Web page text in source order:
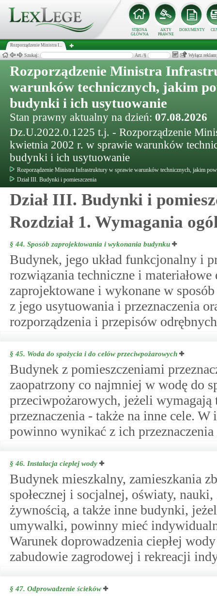
STRONA
GŁÓWNA
AKTY
PRAWNE
DOKUMENTY
Rozporządzenie Ministra I...
Szukaj: Art./§ Wyłącz
Rozporządzenie Ministra
warunków technicznych, jakim
budynki i ich usytuowanie
Stan prawny aktualny na dzień: 07.08.2026
Dz.U.2022.0.1225 t.j. - Rozporządzenie
kwietnia 2002 r. w sprawie warunków
budynki i ich usytuowanie
Rozporządzenie Ministra Infrastruktury w sprawie warunków technicznych, jakim
Dział III. Budynki i pomieszczenia
Dział III. Budynki i
Rozdział 1. Wymagania
§ 44. Sposób zaprojektowania i wykonania budynku
Budynek, jego układ funkcjonalny i
rozwiązania techniczne i
zaprojektowane i wykonane w
z jego usytuowania i przeznaczenia
rozporządzenia i przepisów
§ 45. Woda do spożycia i do celów przeciwpożarowych
Budynek z pomieszczeniami
zaopatrzony co najmniej w wodę do
przeciwpożarowych, jeżeli
przeznaczenia - także na inne cele.
powinno wynikać z ich
§ 46. Instalacja ciepłej wody
Budynek mieszkalny, zamieszkania
społecznej i socjalnej, oświaty,
żywnością, a także inne budynki,
umywalki, powinny mieć
Warunek doprowadzenia ciepłej
zabudowie zagrodowej i rekreacji
§ 47. Odprowadzenie ścieków